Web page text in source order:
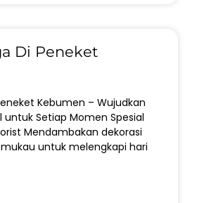
Di Peneket
Kebumen – Wujudkan
untuk Setiap Momen Spesial
Mendambakan dekorasi
untuk melengkapi hari